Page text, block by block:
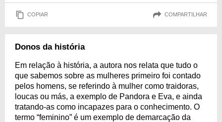
COPIAR COMPARTILHAR
Donos da história
Em relação à história, a autora nos relata que tudo o
que sabemos sobre as mulheres primeiro foi contado
pelos homens, se referindo à mulher como traidoras,
loucas ou más, a exemplo de Pandora e Eva, e ainda
tratando-as como incapazes para o conhecimento. O
termo “feminino” é um exemplo de demarcação da